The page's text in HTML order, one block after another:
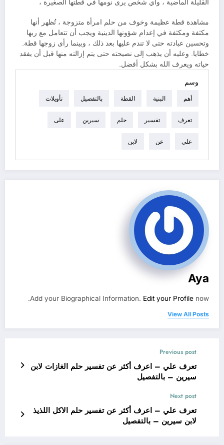
القليلة الماضية ، وأي شخص يرى نومها في قطتها الصغيرة ،
مشاهدة قطة عظيمة وخوف من حلم امرأة متزوجة ، تُظهر أنها
مكثفة ومكثفة في إعدام شؤونها الدينية ويجب أن تتعامل مع ربها
وتحسين عبادته حتى لا تندم عليها بعد ذلك ، وبينما رأى زوجها قطة.
خطايا. وعليه أن يذهب إلى نصيحته حتى يتم إزالته منها قبل أن يفقد
حياته ويعرف الله بشكل أفضل.
وسم
أهم البنية القطة بالتفصيل تأويلات
تعرف تفسير حلم سيرين على
علي عن لابن
Aya
Add your Biographical Information. Edit your Profile now.
View All Posts
Previous post
تعرف علي – اعرف أكثر عن تفسير حلم الغازات لابن
سيرين – بالتفصيل
Next post
تعرف علي – اعرف أكثر عن تفسير حلم الاكل اللذيذ
لابن سيرين – بالتفصيل